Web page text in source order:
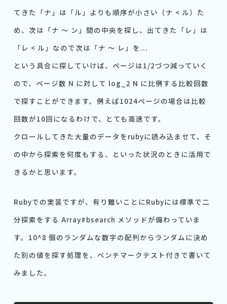
てきた「ナ」は「ル」よりも順序が小さい（ナ < ル）た
め、次は「ナ 〜 ン」間の中央を探し、出てきた「レ」は
「レ < ル」なので次は「ナ 〜 レ」を...
という具合に探していけば、ページは1/2づつ減っていく
ので、ページ数 N に対して log_2 N に比例する比較回数
で探すことができます。例えば1024ページの場合は比較
回数が10回になるわけで、とても高速です。
クロールしてきた大量のデータをrubyに読み込ませて、そ
の中から探索を何度もする、といった状況のときに活用で
きるかと思います。
Rubyでの実装ですが、有り難いことにRubyには標準で二
分探索をする Array#bsearch メソッドが備わっていま
す。10^8 個のランダムな数字の配列からランダムに決め
た別の値を探す処理を、ベンチマークテスト付きで書いて
みました。